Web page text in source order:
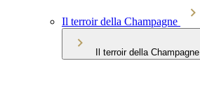
Il terroir della Champagne
Il terroir della Champagne